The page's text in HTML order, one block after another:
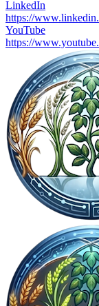
LinkedIn
https://
YouTube
https://